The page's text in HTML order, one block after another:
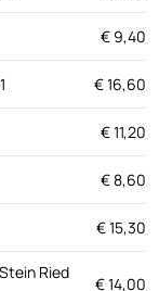
€ 9,40
€ 16,60
€ 11,20
€ 8,60
€ 15,30
Ried
€ 14,00